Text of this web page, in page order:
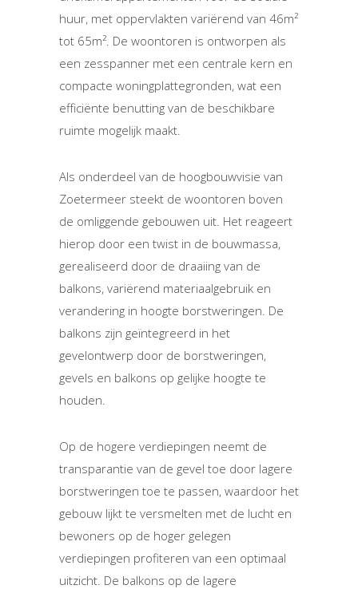
huur, met oppervlakten variërend van 46m²
tot 65m². De woontoren is ontworpen als
een zesspanner met een centrale kern en
compacte woningplattegronden, wat een
efficiënte benutting van de beschikbare
ruimte mogelijk maakt.
Als onderdeel van de hoogbouwvisie van
Zoetermeer steekt de woontoren boven
de omliggende gebouwen uit. Het reageert
hierop door een twist in de bouwmassa,
gerealiseerd door de draaiing van de
balkons, variërend materiaalgebruik en
verandering in hoogte borstweringen. De
balkons zijn geïntegreerd in het
gevelontwerp door de borstweringen,
gevels en balkons op gelijke hoogte te
houden.
Op de hogere verdiepingen neemt de
transparantie van de gevel toe door lagere
borstweringen toe te passen, waardoor het
gebouw lijkt te versmelten met de lucht en
bewoners op de hoger gelegen
verdiepingen profiteren van een optimaal
uitzicht. De balkons op de lagere